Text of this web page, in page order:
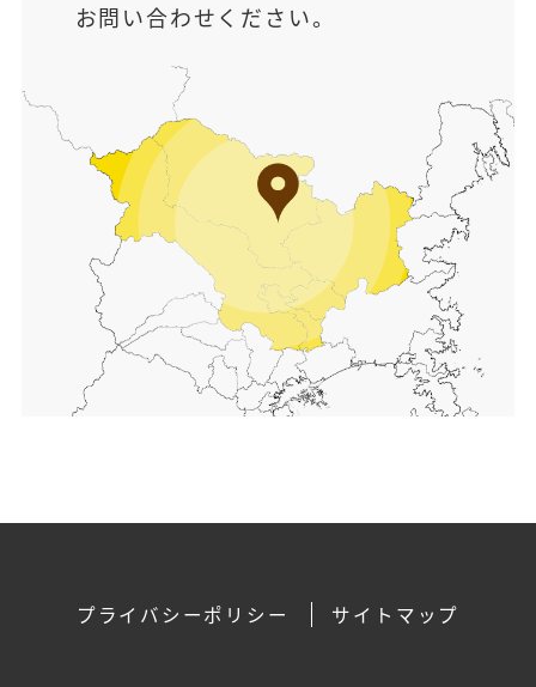
お問い合わせください。
プライバシーポリシー サイトマップ